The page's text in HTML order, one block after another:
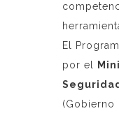
El
por el
(Gobierno